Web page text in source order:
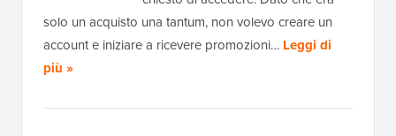
solo un acquisto una tantum, non volevo creare un
account e iniziare a ricevere promozioni… Leggi di
più »